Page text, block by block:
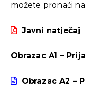
možete pronaći
Javni natječaj
Obrazac A1 –
Obrazac A2 –